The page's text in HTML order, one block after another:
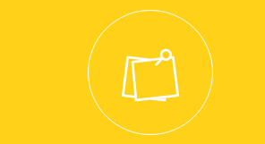
Un emendamento del M5S al dl Rilancio si
propone di risolvere uno stallo durato per
troppo tempo!
Leggi di più